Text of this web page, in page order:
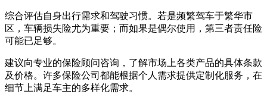
综合评估自身出行需求和驾驶习惯。若是频繁驾车于繁华市
区，车辆损失险尤为重要；而如果是偶尔使用，第三者责任险
可能已足够。
建议向专业的保险顾问咨询，了解市场上各类产品的具体条款
及价格。许多保险公司都能根据个人需求提供定制化服务，在
细节上满足车主的多样化需求。